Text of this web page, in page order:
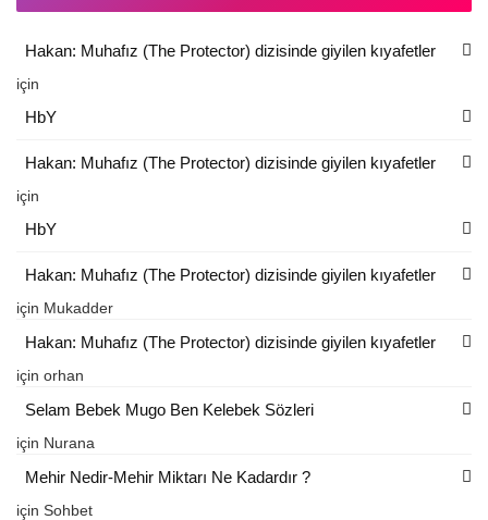
Hakan: Muhafız (The Protector) dizisinde giyilen kıyafetler
için
HbY
Hakan: Muhafız (The Protector) dizisinde giyilen kıyafetler
için
HbY
Hakan: Muhafız (The Protector) dizisinde giyilen kıyafetler
için Mukadder
Hakan: Muhafız (The Protector) dizisinde giyilen kıyafetler
için orhan
Selam Bebek Mugo Ben Kelebek Sözleri
için Nurana
Mehir Nedir-Mehir Miktarı Ne Kadardır ?
için Sohbet